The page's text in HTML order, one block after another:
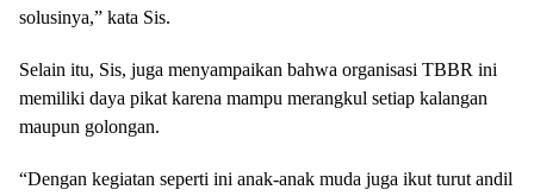
solusinya,” kata Sis.
Selain itu, Sis, juga menyampaikan bahwa organisasi TBBR ini
memiliki daya pikat karena mampu merangkul setiap kalangan
maupun golongan.
“Dengan kegiatan seperti ini anak-anak muda juga ikut turut andil